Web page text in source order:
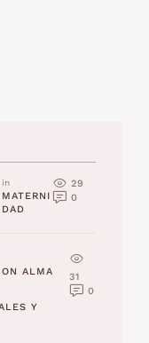
in
MATERNI
DAD
29
0
ALMA
Y
31
0